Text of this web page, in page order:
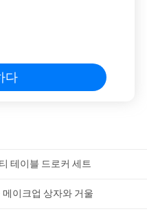
다
테이블 드로커 세트
이크업 상자와 거울